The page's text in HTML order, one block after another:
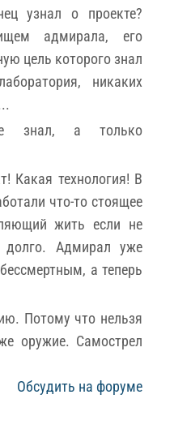
узнал о проекте?
адмирала, его
цель которого знал
никаких
знал, а только
Какая технология! В
что-то стоящее
жить если не
долго. Адмирал уже
а теперь
Потому что нельзя
оружие. Самострел
Обсудить на форуме